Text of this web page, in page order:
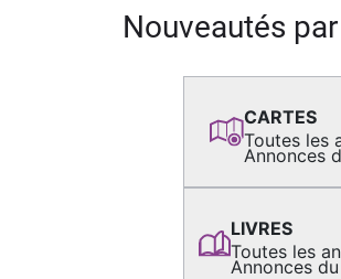
Nouveautés
CARTES
Toutes les
Annonces
LIVRES
Toutes les
Annonces